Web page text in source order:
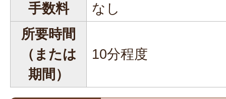
手数料
なし
所要時間
（または
期間）
10分程度